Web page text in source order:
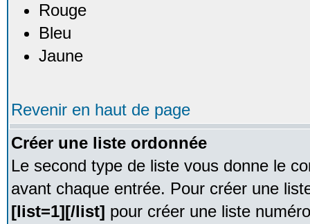
Rouge
Bleu
Jaune
Revenir en haut de page
Créer une liste ordonnée
Le second type de liste vous donne le
avant chaque entrée. Pour créer une
[list=1][/list] pour créer une liste